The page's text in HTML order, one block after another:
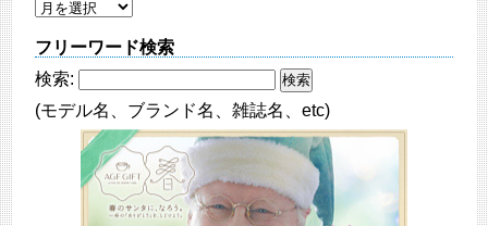
フリーワード検索
検索:
(モデル名、ブランド名、雑誌名、etc)